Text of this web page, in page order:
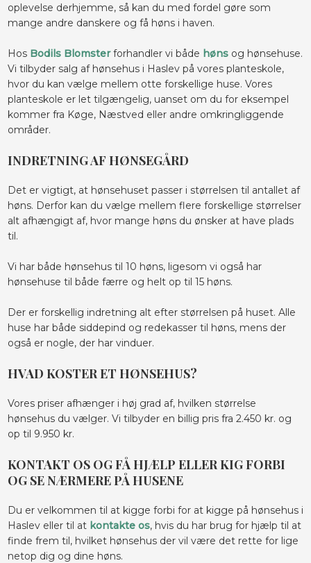
oplevelse derhjemme, så kan du med fordel gøre som
mange andre danskere og få høns i haven.
Hos Bodils Blomsterforhandler vi både hønsog hønsehuse.
Vi tilbyder salg af hønsehus i Haslev på vores planteskole,
hvor du kan vælge mellem otte forskellige huse. Vores
planteskole er let tilgængelig, uanset om du for eksempel
kommer fra Køge, Næstved eller andre omkringliggende
områder.
INDRETNING AF HØNSEGÅRD
Det er vigtigt, at hønsehuset passer i størrelsen til antallet af
høns. Derfor kan du vælge mellem flere forskellige størrelser
alt afhængigt af, hvor mange høns du ønsker at have plads
til.
Vi har både hønsehus til 10 høns, ligesom vi også har
hønsehuse til både færre og helt op til 15 høns.​
Der er forskellig indretning alt efter størrelsen på huset. Alle
huse har både siddepind og redekasser til høns, mens der
også er nogle, der har vinduer.
HVAD KOSTER ET HØNSEHUS?
Vores priser afhænger i høj grad af, hvilken størrelse
hønsehus du vælger. Vi tilbyder en billig pris fra 2.450 kr. og
op til 9.950 kr.
KONTAKT OS OG FÅ HJÆLP ELLER KIG FORBI
OG SE NÆRMERE PÅ HUSENE
Du er velkommen til at kigge forbi for at kigge på hønsehus i
Haslev eller til at kontakte os, hvis du har brug for hjælp til at
finde frem til, hvilket hønsehus der vil være det rette for lige
netop dig og dine høns.​